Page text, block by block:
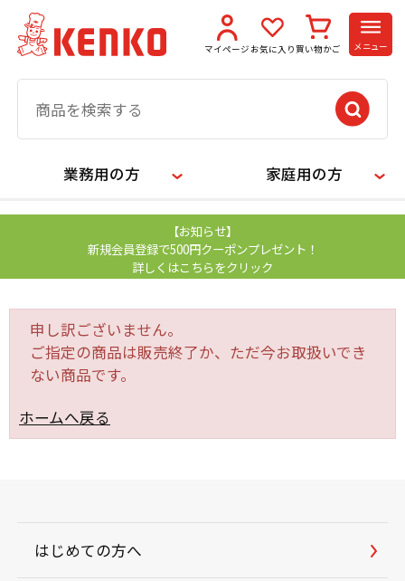
マイページ お気に入り 買い物かご メニュー
業務用の方 家庭用の方
【お知らせ】
新規会員登録で500円クーポンプレゼント！
詳しくはこちらをクリック
申し訳ございません。
ご指定の商品は販売終了か、ただ今お取扱いでき
ない商品です。
ホームへ戻る
はじめての方へ